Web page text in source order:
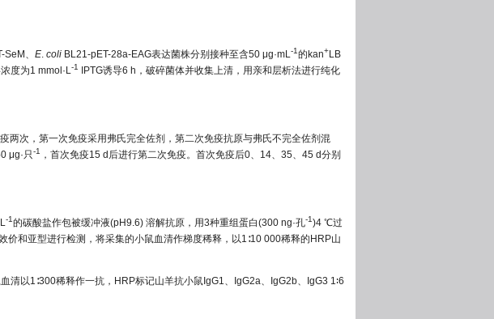
、 E. coli BL21-pET-28a-EAG表达菌株分别接种至含50 μg·mL-1的kan+LB
度为1 mmol·L-1
IPTG诱导6 h，破碎菌体并收集上清，用亲和层析法进行纯化
两次，第一次免疫采用弗氏完全佐剂，第二次免疫抗原与弗氏不完全佐剂混
μg·只-1 ，首次免疫15 d后进行第二次免疫。首次免疫后0、14、35、45 d分别
-1的碳酸盐作包被缓冲液(pH9.6) 溶解抗原，用3种重组蛋白(300 ng·孔-1)4 ℃过
价和亚型进行检测，将采集的小鼠血清作梯度稀释，以1∶10 000稀释的HRP山
清以1∶300稀释作一抗，HRP标记山羊抗小鼠IgG1、IgG2a、IgG2b、IgG3 1∶6